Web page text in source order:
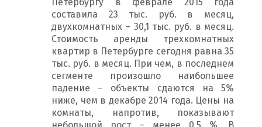
Петербургу в феврале 2015 года
составила 23 тыс. руб. в месяц,
двухкомнатных – 30,1 тыс. руб. в месяц.
Стоимость аренды трехкомнатных
квартир в Петербурге сегодня равна 35
тыс. руб. в месяц. При чем, в последнем
сегменте произошло наибольшее
падение – объекты сдаются на 5%
ниже, чем в декабре 2014 года. Цены на
комнаты, напротив, показывают